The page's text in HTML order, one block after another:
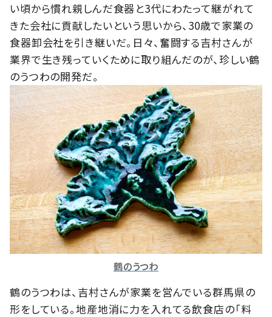
い頃から慣れ親しんだ食器と3代にわたって継がれて
きた会社に貢献したいという思いから、30歳で家業の
食器卸会社を引き継いだ。日々、奮闘する吉村さんが
業界で生き残っていくために取り組んだのが、珍しい鶴
のうつわの開発だ。
鶴のうつわ
鶴のうつわは、吉村さんが家業を営んでいる群馬県の
形をしている。地産地消に力を入れてる飲食店の「料